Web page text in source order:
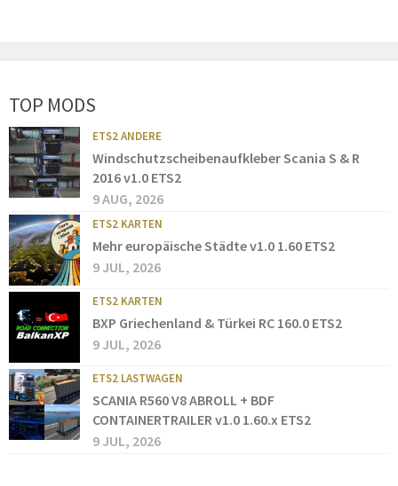
TOP MODS
ETS2 ANDERE
Windschutzscheibenaufkleber Scania S & R
2016 v1.0 ETS2
9 AUG, 2026
ETS2 KARTEN
Mehr europäische Städte v1.0 1.60 ETS2
9 JUL, 2026
ETS2 KARTEN
BXP Griechenland & Türkei RC 160.0 ETS2
9 JUL, 2026
ETS2 LASTWAGEN
SCANIA R560 V8 ABROLL + BDF
CONTAINERTRAILER v1.0 1.60.x ETS2
9 JUL, 2026